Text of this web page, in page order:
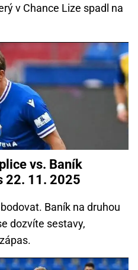
v Chance Lize spadl na
vs. Baník
22. 11. 2025
Baník na druhou
dozvíte sestavy,